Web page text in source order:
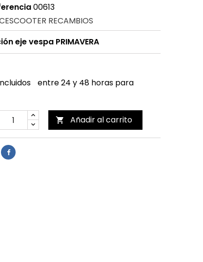
00613
RECAMBIOS
eje vespa PRIMAVERA
entre 24 y 48 horas para
 Añadir al carrito